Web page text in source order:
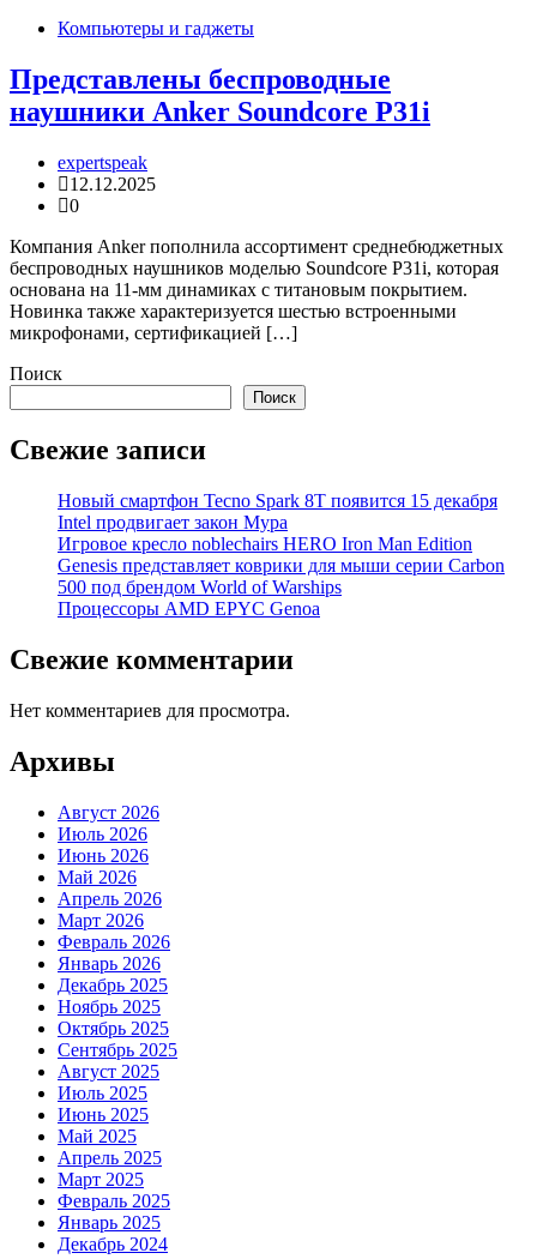
Компьютеры и гаджеты
Представлены беспроводные
наушники Anker Soundcore P31i
expertspeak
12.12.2025
0
Компания Anker пополнила ассортимент среднебюджетных
беспроводных наушников моделью Soundcore P31i, которая
основана на 11-мм динамиках с титановым покрытием.
Новинка также характеризуется шестью встроенными
микрофонами, сертификацией […]
Поиск
Поиск
Свежие записи
Новый смартфон Tecno Spark 8T появится 15 декабря
Intel продвигает закон Мура
Игровое кресло noblechairs HERO Iron Man Edition
Genesis представляет коврики для мыши серии Carbon
500 под брендом World of Warships
Процессоры AMD EPYC Genoa
Свежие комментарии
Нет комментариев для просмотра.
Архивы
Август 2026
Июль 2026
Июнь 2026
Май 2026
Апрель 2026
Март 2026
Февраль 2026
Январь 2026
Декабрь 2025
Ноябрь 2025
Октябрь 2025
Сентябрь 2025
Август 2025
Июль 2025
Июнь 2025
Май 2025
Апрель 2025
Март 2025
Февраль 2025
Январь 2025
Декабрь 2024